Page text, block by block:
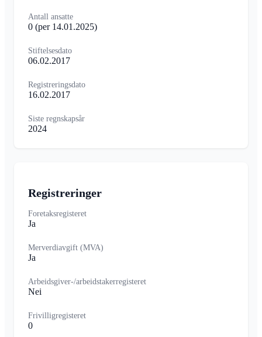
Antall ansatte
0 (per 14.01.2025)
Stiftelsesdato
06.02.2017
Registreringsdato
16.02.2017
Siste regnskapsår
2024
Registreringer
Foretaksregisteret
Ja
Merverdiavgift (MVA)
Ja
Arbeidsgiver-/arbeidstakerregisteret
Nei
Frivilligregisteret
0